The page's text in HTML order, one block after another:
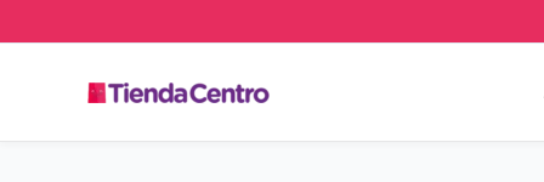
al
contenido